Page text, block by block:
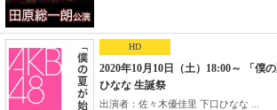
HD
2020年10月10日（土）18:00～ 「僕
ひなな 生誕祭
出演者：佐々木優佳里 下口ひなな ...